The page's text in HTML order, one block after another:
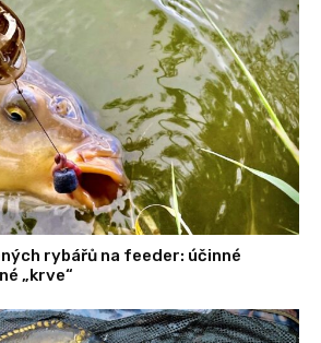
rybářů na feeder: účinné
„krve“